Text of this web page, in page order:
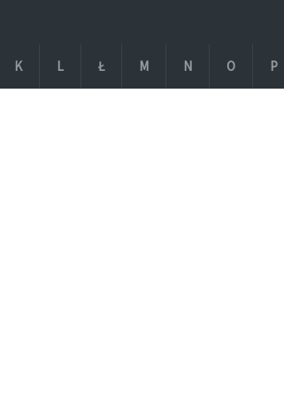
K L Ł M N O P